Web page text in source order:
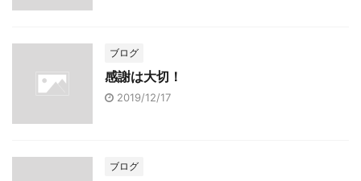
ブログ
感謝は大切！
2019/12/17
ブログ